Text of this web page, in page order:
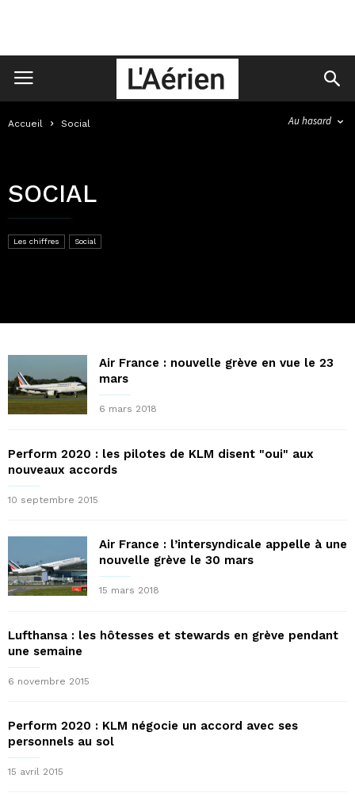
Accueil Social Au hasard
SOCIAL
Les chiffres Social
Air France : nouvelle grève en vue le 23
mars
6 mars 2018
Perform 2020 : les pilotes de KLM disent "oui" aux
nouveaux accords
10 septembre 2015
Air France : l’intersyndicale appelle à une
nouvelle grève le 30 mars
15 mars 2018
Lufthansa : les hôtesses et stewards en grève pendant
une semaine
6 novembre 2015
Perform 2020 : KLM négocie un accord avec ses
personnels au sol
15 avril 2015